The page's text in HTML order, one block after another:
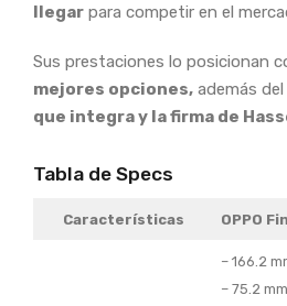
llegar para competir en el
Sus prestaciones lo posicionan
mejores opciones, además del
que integra y la firma de
Tabla de Specs
Características OPPO
– 166.2
– 75.2